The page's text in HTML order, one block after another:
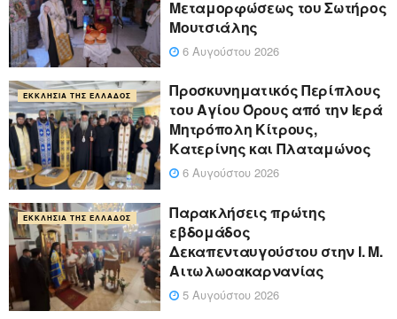
Μεταμορφώσεως του Σωτήρος
Μουτσιάλης
6 Αυγούστου 2026
ΕΚΚΛΗΣΊΑ ΤΗΣ ΕΛΛΆΔΟΣ
Προσκυνηματικός Περίπλους
του Αγίου Όρους από την Ιερά
Μητρόπολη Κίτρους,
Κατερίνης και Πλαταμώνος
6 Αυγούστου 2026
ΕΚΚΛΗΣΊΑ ΤΗΣ ΕΛΛΆΔΟΣ
Παρακλήσεις πρώτης
εβδομάδος
Δεκαπενταυγούστου στην Ι. Μ.
Αιτωλωοακαρνανίας
5 Αυγούστου 2026